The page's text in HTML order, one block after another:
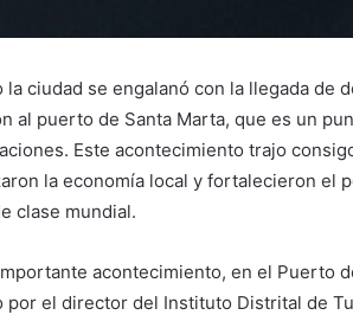
la ciudad se engalanó con la llegada de
al puerto de Santa Marta, que es un
Este acontecimiento trajo
la economía local y fortalecieron el
clase mundial.
acontecimiento, en el Puerto
por el director del Instituto Distrital de